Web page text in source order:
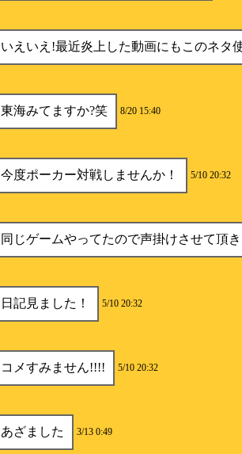
いえいえ!最近炎上した動画にもこのネタ
東海みてますか?笑 8/20 15:40
今度ポーカー対戦しませんか！ 5/10 20:32
同じゲームやってたので声掛けさせて頂
日記見ました！ 5/10 20:32
コメすみません!!!! 5/10 20:32
あざました 3/13 0:49